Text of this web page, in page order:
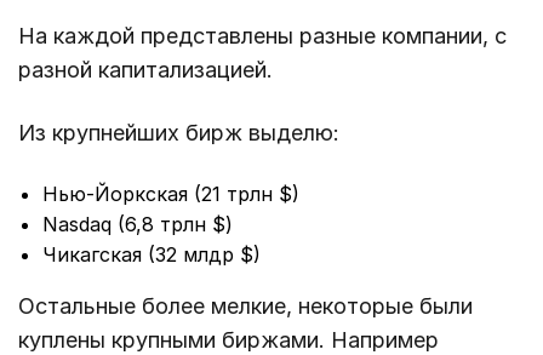
На каждой представлены разные компании, с
разной капитализацией.
Из крупнейших бирж выделю:
Нью-Йоркская (21 трлн $)
Nasdaq (6,8 трлн $)
Чикагская (32 млдр $)
Остальные более мелкие, некоторые были
куплены крупными биржами. Например